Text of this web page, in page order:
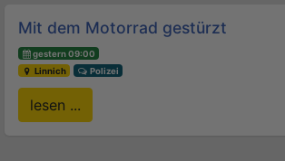
Mit dem Motorrad gestürzt
gestern 09:00
Linnich
Polizei
lesen ...